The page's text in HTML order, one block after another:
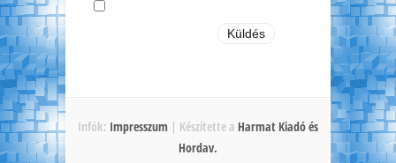
Infók: Impresszum | Készítette a Harmat Kiadó és
Hordav.